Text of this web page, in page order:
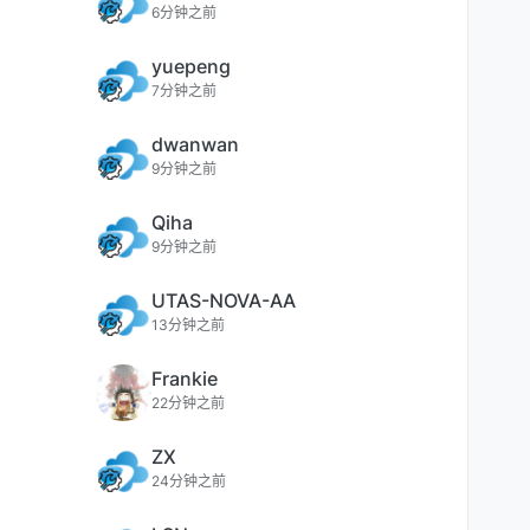
6分钟之前
yuepeng
7分钟之前
dwanwan
9分钟之前
Qiha
9分钟之前
UTAS-NOVA-AA
13分钟之前
Frankie
22分钟之前
ZX
24分钟之前